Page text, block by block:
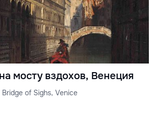
мосту вздохов, Венеция
of Sighs, Venice